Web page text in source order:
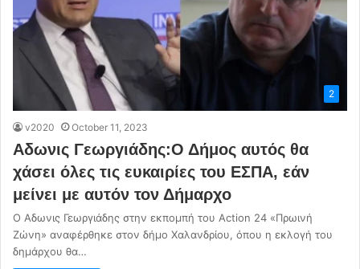
2
v2020 October 11, 2023
Αδωνις Γεωργιάδης:Ο Δήμος αυτός θα
χάσει όλες τις ευκαιρίες του ΕΣΠΑ, εάν
μείνει με αυτόν τον Δήμαρχο
Ο Αδωνις Γεωργιάδης στην εκπομπή του Action 24 «Πρωινή
Ζώνη» αναφέρθηκε στον δήμο Χαλανδρίου, όπου η εκλογή του
δημάρχου θα…